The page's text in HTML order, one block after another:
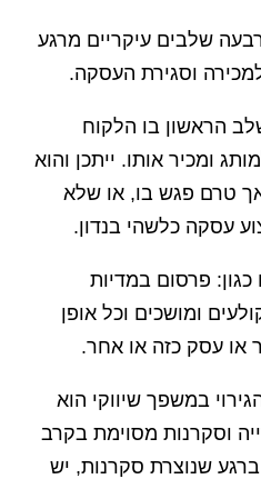
שלבים עיקריים מרגע
וסגירת העסקה.
הראשון בו הלקוח
ומכיר אותו. ייתכן והוא
טרם פגש בו, או שלא
עסקה כלשהי בנדון.
פרסום במדיות
ומושכים וכל אופן
או עסק כזה או אחר.
במשפך שיווקי הוא
וסקרנות מסוימת בקרב
שנוצרת סקרנות, יש